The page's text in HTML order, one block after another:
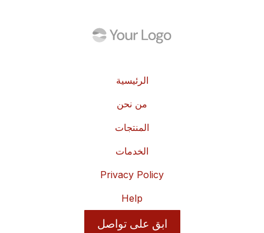
الرئيسية
من نحن
المنتجات
الخدمات
Privacy Policy
Help
ابق على تواصل